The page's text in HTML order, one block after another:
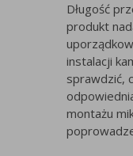
Długość
produkt
instalacji
sprawdzić,
montażu